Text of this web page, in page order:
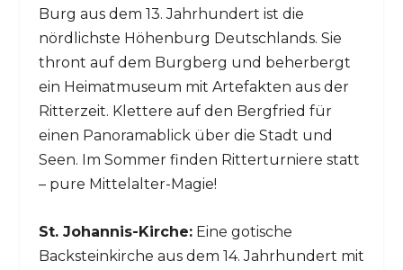
Burg aus dem 13. Jahrhundert ist die
nördlichste Höhenburg Deutschlands. Sie
thront auf dem Burgberg und beherbergt
ein Heimatmuseum mit Artefakten aus der
Ritterzeit. Klettere auf den Bergfried für
einen Panoramablick über die Stadt und
Seen. Im Sommer finden Ritterturniere statt
– pure Mittelalter-Magie!
St. Johannis-Kirche:Eine gotische
Backsteinkirche aus dem 14. Jahrhundert mit